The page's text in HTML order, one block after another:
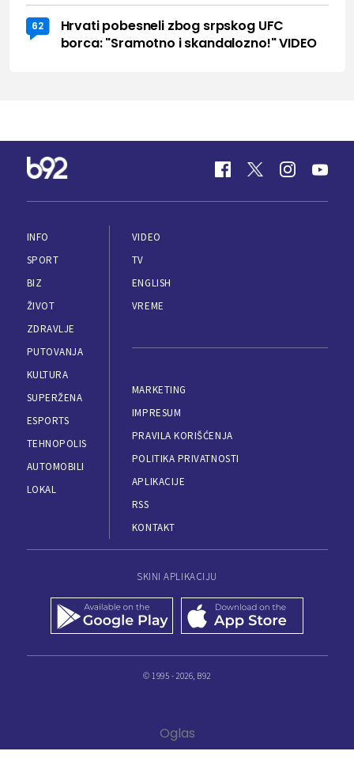
62
Hrvati pobesneli zbog srpskog UFC
borca: "Sramotno i skandalozno!" VIDEO
INFO
SPORT
BIZ
ŽIVOT
ZDRAVLJE
PUTOVANJA
KULTURA
SUPERŽENA
ESPORTS
TEHNOPOLIS
AUTOMOBILI
LOKAL
VIDEO
TV
ENGLISH
VREME
MARKETING
IMPRESUM
PRAVILA KORIŠĆENJA
POLITIKA PRIVATNOSTI
APLIKACIJE
RSS
KONTAKT
SKINI APLIKACIJU
© 1995 - 2026, B92